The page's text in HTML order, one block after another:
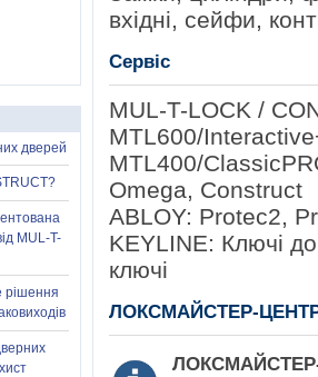
вхідні, сейфи,
Сервіс
MUL-T-LOCK /
MTL600/
MTL400/
Omega, Construct
ABLOY: Protec2,
KEYLINE: Ключі до
ключі
ЛОКСМАЙСТЕР-
дверей
MUL-T-
рішення